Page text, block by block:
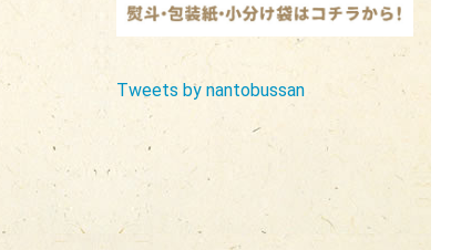
Tweets by nantobussan